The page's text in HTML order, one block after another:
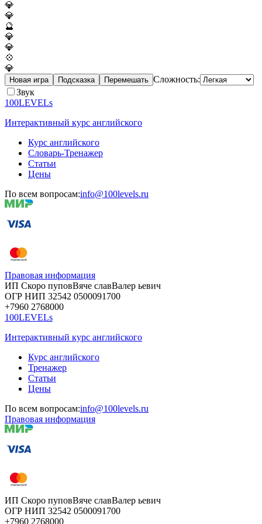
💎
💎
🔮
💎
💎
💠
💎
Новая игра Подсказка Перемешать Сложность:
Звук
100LEVELs
Интерактивный курс английского
Курс английского
Словарь-Тренажер
Статьи
Цены
По всем вопросам:info@100levels.ru
Правовая информация
ИП Скоро пуповВяче славВалер ьевич
ОГР НИП 32542 0500091700
+7960 2768000
100LEVELs
Интерактивный курс английского
Курс английского
Тренажер
Статьи
Цены
По всем вопросам:info@100levels.ru
Правовая информация
ИП Скоро пуповВяче славВалер ьевич
ОГР НИП 32542 0500091700
+7960 2768000